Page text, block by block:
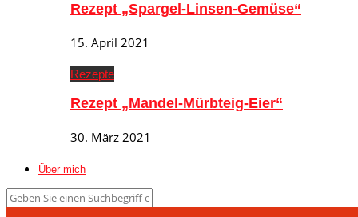
Rezept „Spargel-Linsen-Gemüse“
15. April 2021
Rezepte
Rezept „Mandel-Mürbteig-Eier“
30. März 2021
Über mich